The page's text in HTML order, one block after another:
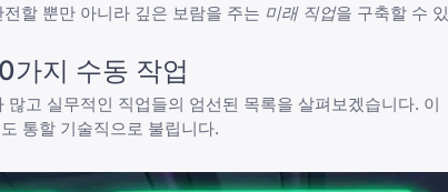
할 뿐만 아니라 깊은 보람을 주는 미래 직업을 구축할 수 있
가지 수동 작업
고 실무적인 직업들의 엄선된 목록을 살펴보겠습니다. 이
통할 기술직으로 불립니다.